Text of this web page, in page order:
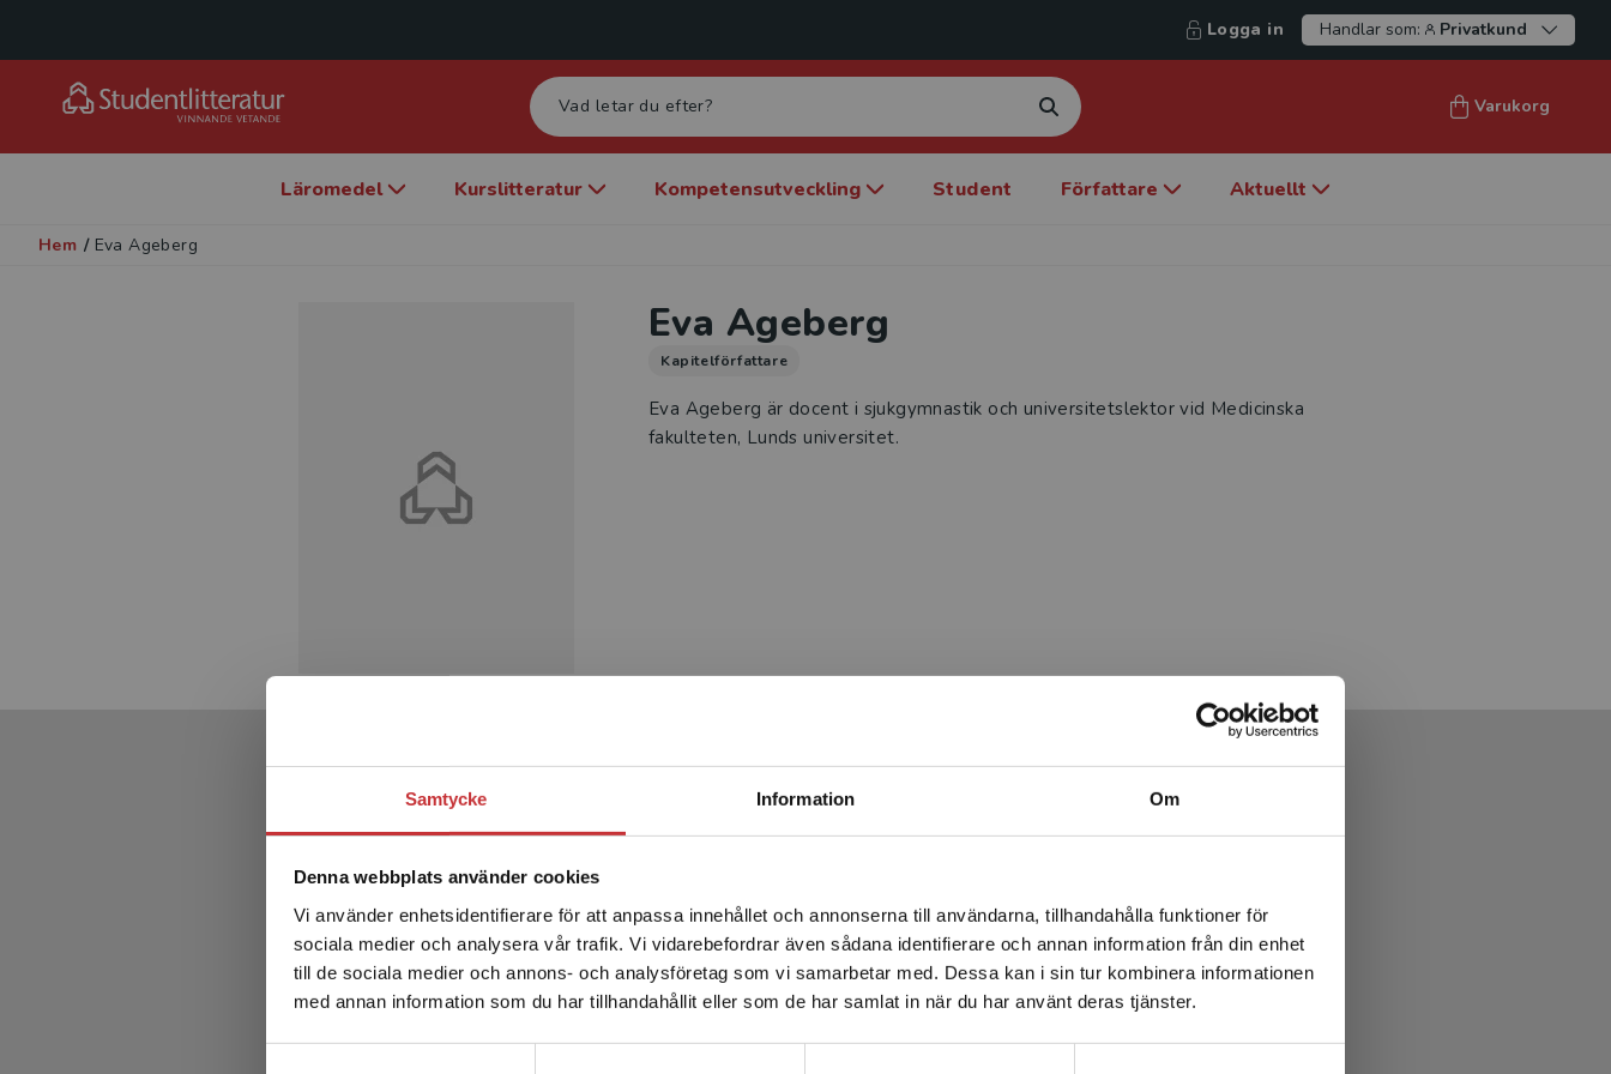
Samtycke Information Om
Denna webbplats använder cookies
Vi använder enhetsidentifierare för att anpassa innehållet och annonserna till användarna, tillhandahålla funktioner för
sociala medier och analysera vår trafik. Vi vidarebefordrar även sådana identifierare och annan information från din enhet
till de sociala medier och annons- och analysföretag som vi samarbetar med. Dessa kan i sin tur kombinera informationen
med annan information som du har tillhandahållit eller som de har samlat in när du har använt deras tjänster.
Begränsad fraktregion
Det verkar som att du besöker studentlitteratur.se via en
enhet utanför Sverige. Vi erbjuder inte leveranser utanför
Sverige. För att kunna slutföra ett köp måste
leveransadressen vara i Sverige.Läs mer
Logga in Handlar som: Privatkund
Varukorg
Läromedel Kurslitteratur Kompetensutveckling Student Författare Aktuellt
Hem / Eva Ageberg
Eva Ageberg
Kapitelförfattare
Eva Ageberg är docent i sjukgymnastik och universitetslektor vid Medicinska
fakulteten, Lunds universitet.
Produkter